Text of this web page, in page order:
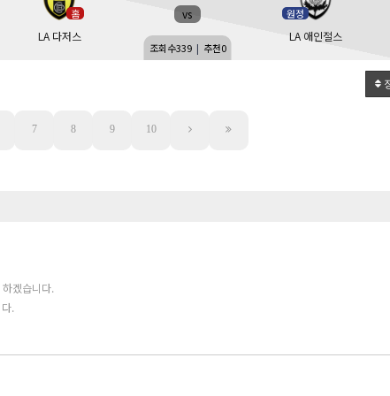
홈
LA 다저스
vs 원정
LA 애인절스
조회수339 | 추천0
7 8 9 10
겠습니다.
.